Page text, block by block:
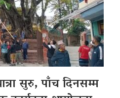
सुरु, पाँच दिनसम्म